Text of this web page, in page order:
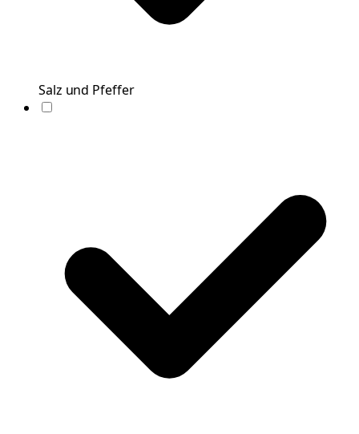
Salz und Pfeffer